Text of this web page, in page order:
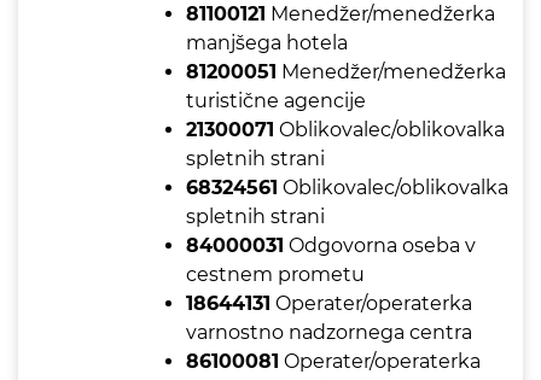
81100121 Menedžer/menedžerka
manjšega hotela
81200051 Menedžer/menedžerka
turistične agencije
21300071 Oblikovalec/oblikovalka
spletnih strani
68324561 Oblikovalec/oblikovalka
spletnih strani
84000031 Odgovorna oseba v
cestnem prometu
18644131 Operater/operaterka
varnostno nadzornega centra
86100081 Operater/operaterka